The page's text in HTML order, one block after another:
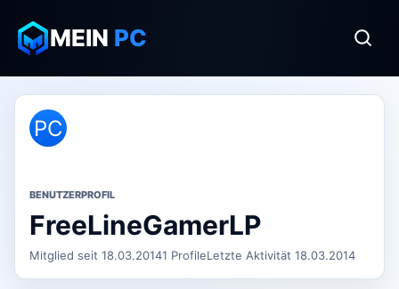
MEIN PC
PC
BENUTZERPROFIL
FreeLineGamerLP
Mitglied seit 18.03.20141 ProfileLetzte Aktivität 18.03.2014